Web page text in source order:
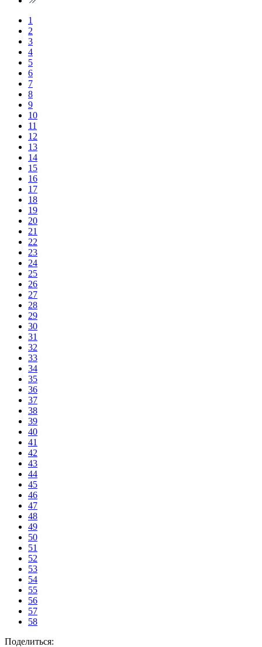
1
2
3
4
5
6
7
8
9
10
11
12
13
14
15
16
17
18
19
20
21
22
23
24
25
26
27
28
29
30
31
32
33
34
35
36
37
38
39
40
41
42
43
44
45
46
47
48
49
50
51
52
53
54
55
56
57
58
Поделиться: